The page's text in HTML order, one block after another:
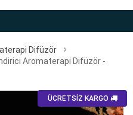
Difüzör
Aromaterapi Difüzör -
ÜCRETSİZ KARGO